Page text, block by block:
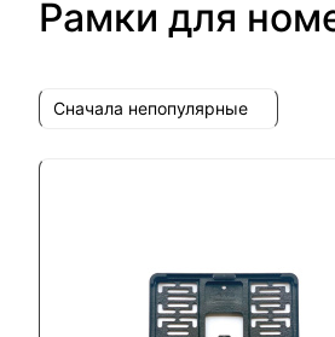
Рамки для
Сначала непопулярные